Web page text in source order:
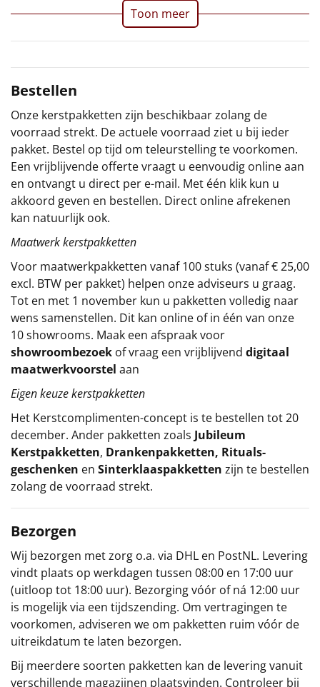
Doe het zelf
Sinterklaaspakketten
Particulier
Kerstgeschenken 2026
Relatiegeschenken
Cadeaubon
Per stuk
Alle overige
Toon meer
Bestellen
Onze kerstpakketten zijn beschikbaar zolang de
voorraad strekt. De actuele voorraad ziet u bij ieder
pakket. Bestel op tijd om teleurstelling te voorkomen.
Een vrijblijvende offerte vraagt u eenvoudig online aan
en ontvangt u direct per e-mail. Met één klik kun u
akkoord geven en bestellen. Direct online afrekenen
kan natuurlijk ook.
Maatwerk kerstpakketten
Voor maatwerkpakketten vanaf 100 stuks (vanaf € 25,00
excl. BTW per pakket) helpen onze adviseurs u graag.
Tot en met 1 november kun u pakketten volledig naar
wens samenstellen. Dit kan online of in één van onze
10 showrooms. Maak een afspraak voor
showroombezoek of vraag een vrijblijvend digitaal
maatwerkvoorstel aan
Eigen keuze kerstpakketten
Het Kerstcomplimenten-concept is te bestellen tot 20
december. Ander pakketten zoals Jubileum
Kerstpakketten, Drankenpakketten, Rituals-
geschenken en Sinterklaaspakketten zijn te bestellen
zolang de voorraad strekt.
Bezorgen
Wij bezorgen met zorg o.a. via DHL en PostNL. Levering
vindt plaats op werkdagen tussen 08:00 en 17:00 uur
(uitloop tot 18:00 uur). Bezorging vóór of ná 12:00 uur
is mogelijk via een tijdszending. Om vertragingen te
voorkomen, adviseren we om pakketten ruim vóór de
uitreikdatum te laten bezorgen.
Bij meerdere soorten pakketten kan de levering vanuit
verschillende magazijnen plaatsvinden. Controleer bij